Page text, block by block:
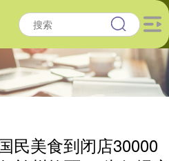
民美食到闭店30000